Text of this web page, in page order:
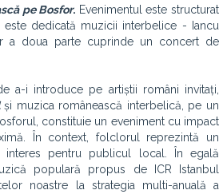
pe Bosfor. Evenimentul este structurat
dedicată muzicii interbelice - Iancu
a doua parte cuprinde un concert de
a-i introduce pe artiștii români invitați,
și muzica românească interbelică, pe un
constituie un eveniment cu impact
În context, folclorul reprezintă un
pentru publicul local. În egală
populară propus de ICR Istanbul
noastre la strategia multi-anuală a